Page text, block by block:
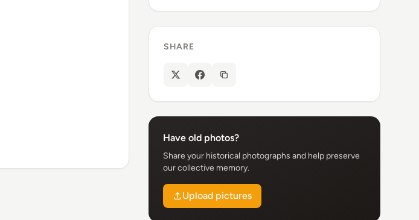
SHARE
Have old photos?
Share your historical photographs and help preserve
our collective memory.
Upload pictures